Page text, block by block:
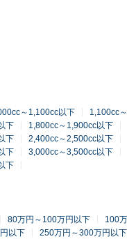
～1,100cc以下
1,100cc
下
1,800cc～1,900cc以下
下
2,400cc～2,500cc以下
下
3,000cc～3,500cc以下
下
80万円～100万円以下
100
以下
250万円～300万円以下